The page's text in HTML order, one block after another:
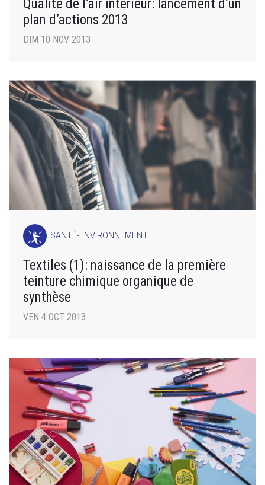
Qualité de l’air intérieur: lancement d’un
plan d’actions 2013
DIM 10 NOV 2013
SANTÉ-ENVIRONNEMENT
Textiles (1): naissance de la première
teinture chimique organique de
synthèse
VEN 4 OCT 2013